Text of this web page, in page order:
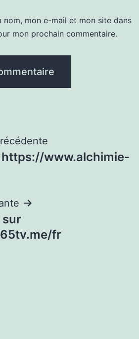
nom, mon e-mail et mon site dans
mon prochain commentaire.
www.alchimie-
sur
fr